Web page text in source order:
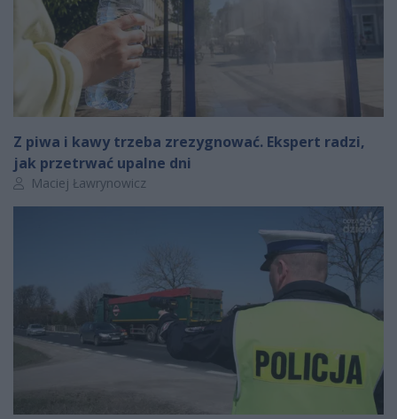
Z piwa i kawy trzeba zrezygnować. Ekspert radzi,
jak przetrwać upalne dni
Autor artykułu:
Maciej Ławrynowicz